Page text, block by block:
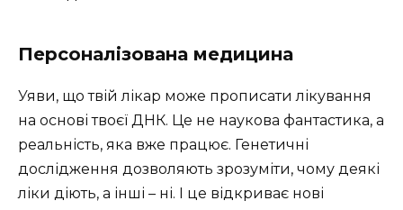
Персоналізована медицина
Уяви, що твій лікар може прописати лікування
на основі твоєї ДНК. Це не наукова фантастика, а
реальність, яка вже працює. Генетичні
дослідження дозволяють зрозуміти, чому деякі
ліки діють, а інші – ні. І це відкриває нові